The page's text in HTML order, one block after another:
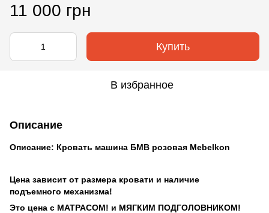
11 000 грн
Купить
В избранное
Описание
Описание: Кровать машина БМВ розовая Mebelkon
Цена зависит от размера кровати и наличие
подъемного механизма!
Это цена с МАТРАСОМ! и МЯГКИМ ПОДГОЛОВНИКОМ!